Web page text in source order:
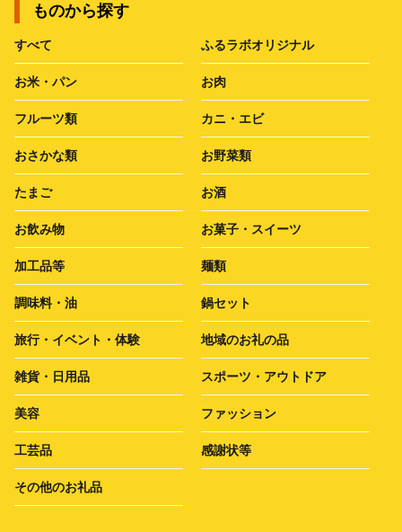
ものから探す
すべて ふるラボオリジナル
お米・パン お肉
フルーツ類 カニ・エビ
おさかな類 お野菜類
たまご お酒
お飲み物 お菓子・スイーツ
加工品等 麺類
調味料・油 鍋セット
旅行・イベント・体験 地域のお礼の品
雑貨・日用品 スポーツ・アウトドア
美容 ファッション
工芸品 感謝状等
その他のお礼品